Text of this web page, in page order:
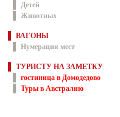
Детей
Животных
ВАГОНЫ
Нумерация мест
ТУРИСТУ НА ЗАМЕТКУ
гостиница в Домодедово
Туры в Австралию